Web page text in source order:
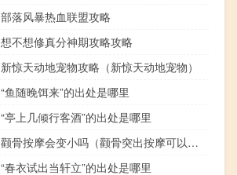
部落风暴热血联盟攻略
想不想修真分神期攻略攻略
新惊天动地宠物攻略（新惊天动地宠物）
“鱼随晚饵来”的出处是哪里
“亭上几倾行客酒”的出处是哪里
颧骨按摩会变小吗（颧骨突出按摩可以变小吗）
“春衣试出当轩立”的出处是哪里